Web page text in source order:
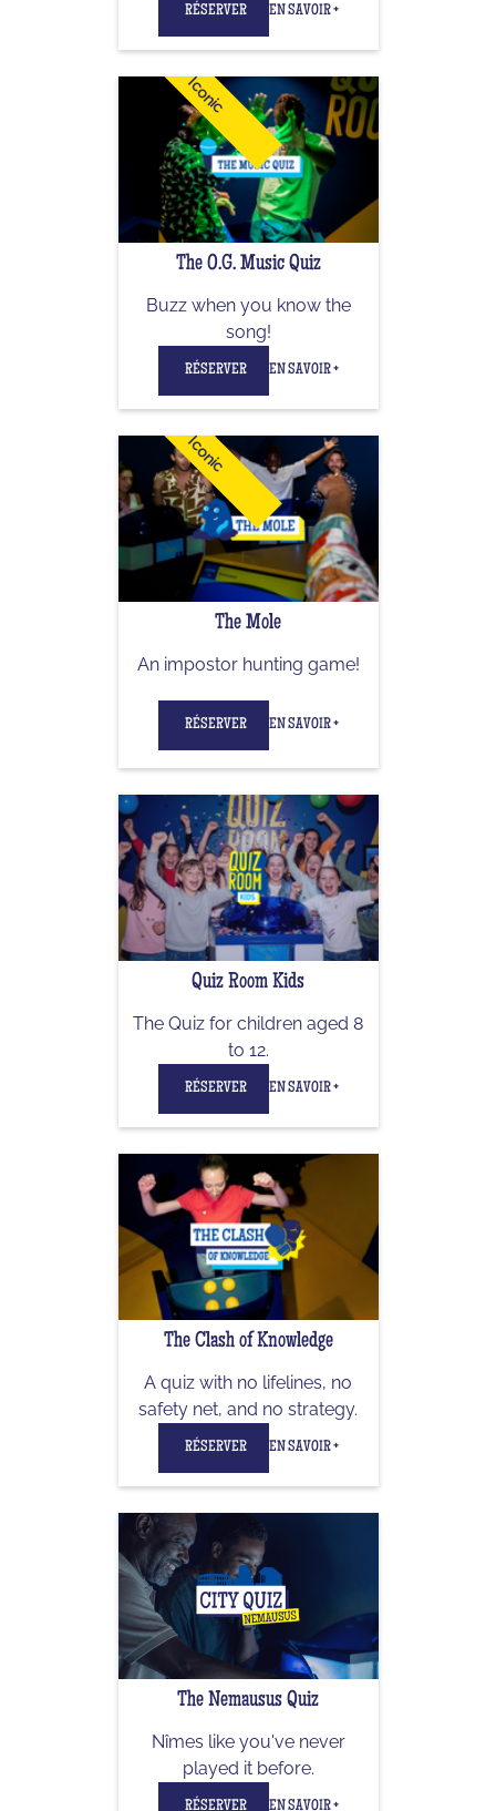
RÉSERVER EN SAVOIR +
Iconic
The O.G. Music Quiz
Buzz when you know the
song!
RÉSERVER EN SAVOIR +
Iconic
The Mole
An impostor hunting game!
RÉSERVER EN SAVOIR +
Quiz Room Kids
The Quiz for children aged 8
to 12.
RÉSERVER EN SAVOIR +
The Clash of Knowledge
A quiz with no lifelines, no
safety net, and no strategy.
RÉSERVER EN SAVOIR +
The Nemausus Quiz
Nîmes like you've never
played it before.
RÉSERVER EN SAVOIR +